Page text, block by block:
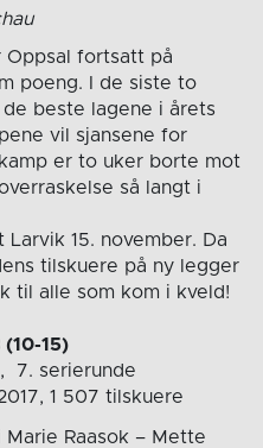
Oppsal fortsatt på
poeng. I de siste to
beste lagene i årets
vil sjansene for
er to uker borte mot
så langt i
15. november. Da
tilskuere på ny legger
til alle som kom i kveld!
15)
7. serierunde
1 507 tilskuere
Marie Raasok – Mette